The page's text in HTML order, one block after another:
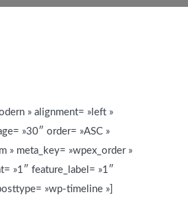
» alignment= »left »
»30″ order= »ASC »
» meta_key= »wpex_order »
»1″ feature_label= »1″
»wp-timeline »]